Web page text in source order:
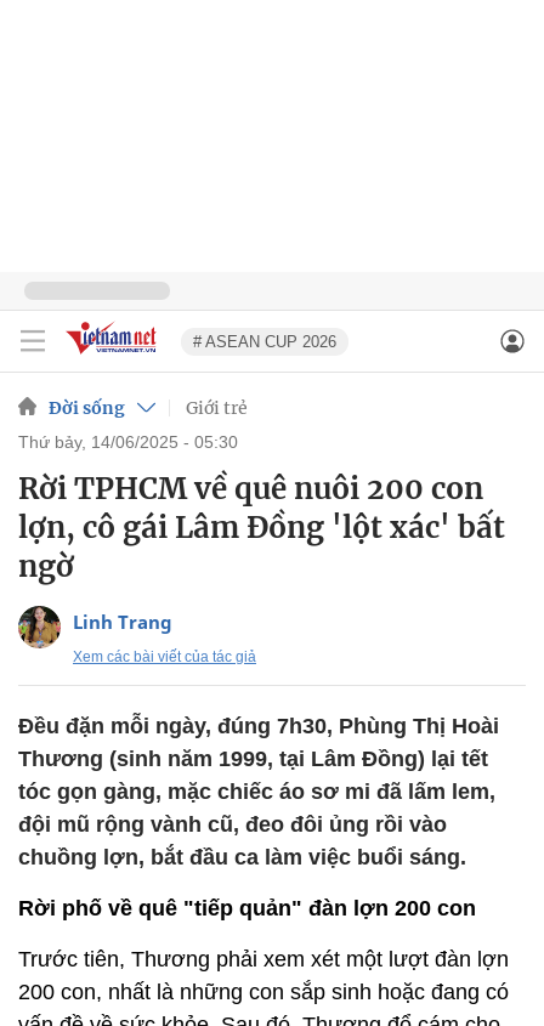
# ASEAN CUP 2026
Đời sống Giới trẻ
thứ bảy, 14/06/2025 - 05:30
Rời TPHCM về quê nuôi 200 con
lợn, cô gái Lâm Đồng 'lột xác' bất
ngờ
Linh Trang
Xem các bài viết của tác giả
Đều đặn mỗi ngày, đúng 7h30, Phùng Thị Hoài
Thương (sinh năm 1999, tại Lâm Đồng) lại tết
tóc gọn gàng, mặc chiếc áo sơ mi đã lấm lem,
đội mũ rộng vành cũ, đeo đôi ủng rồi vào
chuồng lợn, bắt đầu ca làm việc buổi sáng.
Rời phố về quê "tiếp quản" đàn lợn 200 con
Trước tiên, Thương phải xem xét một lượt đàn lợn
200 con, nhất là những con sắp sinh hoặc đang có